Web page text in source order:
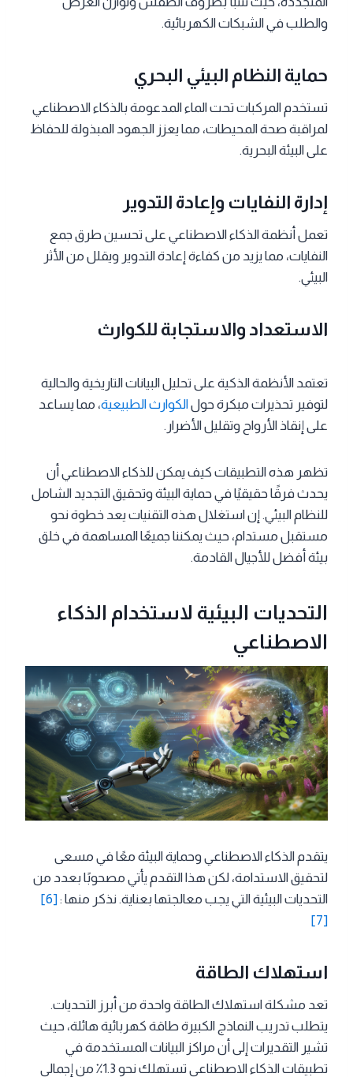
والطلب في الشبكات الكهربائية.
حماية النظام البيئي البحري
تستخدم المركبات تحت الماء المدعومة بالذكاء الاصطناعي
لمراقبة صحة المحيطات، مما يعزز الجهود المبذولة للحفاظ
على البيئة البحرية.
إدارة النفايات وإعادة التدوير
تعمل أنظمة الذكاء الاصطناعي على تحسين طرق جمع
النفايات، مما يزيد من كفاءة إعادة التدوير ويقلل من الأثر
البيئي.
الاستعداد والاستجابة للكوارث
تعتمد الأنظمة الذكية على تحليل البيانات التاريخية والحالية
لتوفير تحذيرات مبكرة حول الكوارث الطبيعية، مما يساعد
على إنقاذ الأرواح وتقليل الأضرار.
تظهر هذه التطبيقات كيف يمكن للذكاء الاصطناعي أن
يحدث فرقًا حقيقيًا في حماية البيئة وتحقيق التجديد الشامل
للنظام البيئي. إن استغلال هذه التقنيات يعد خطوة نحو
مستقبل مستدام، حيث يمكننا جميعًا المساهمة في خلق
بيئة أفضل للأجيال القادمة.
التحديات البيئية لاستخدام الذكاء
الاصطناعي
يتقدم الذكاء الاصطناعي وحماية البيئة معًا في مسعى
لتحقيق الاستدامة، لكن هذا التقدم يأتي مصحوبًا بعدد من
التحديات البيئية التي يجب معالجتها بعناية. نذكر منها :[6]
[7]
استهلاك الطاقة
تعد مشكلة استهلاك الطاقة واحدة من أبرز التحديات.
يتطلب تدريب النماذج الكبيرة طاقة كهربائية هائلة، حيث
تشير التقديرات إلى أن مراكز البيانات المستخدمة في
تطبيقات الذكاء الاصطناعي تستهلك نحو 1.3٪ من إجمالي